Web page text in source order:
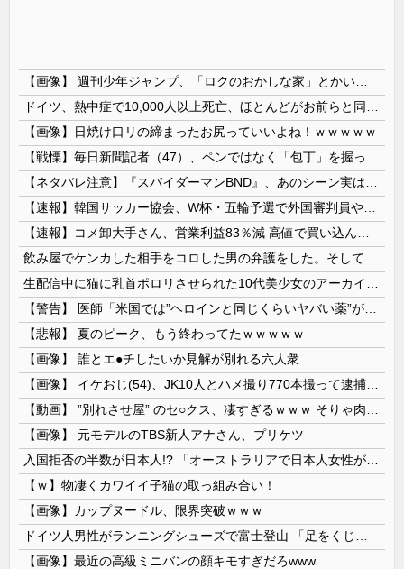
【画像】日焼け口リの締まったお尻っていいよね！ｗｗｗｗｗ
【悲報】 夏のピーク、もう終わってたｗｗｗｗｗ
【画像】 誰とエ●チしたいか見解が別れる六人衆
【画像】 元モデルのTBS新人アナさん、プリケツ
【ｗ】物凄くカワイイ子猫の取っ組み合い！
【画像】カップヌードル、限界突破ｗｗｗ
【画像】最近の高級ミニバンの顔キモすぎだろwww